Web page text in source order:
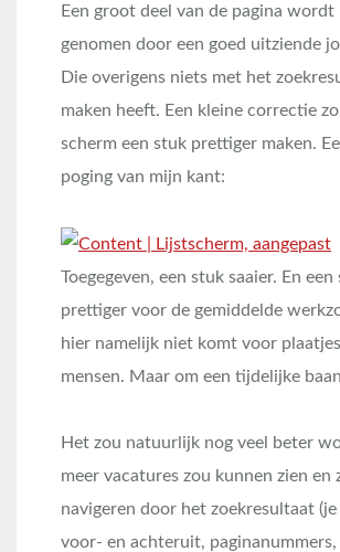
Een groot deel van de pagina wordt
genomen door een goed uitziende
Die overigens niets met het
maken heeft. Een kleine correctie
scherm een stuk prettiger maken.
poging van mijn kant:
Toegegeven, een stuk saaier. En een
prettiger voor de gemiddelde
hier namelijk niet komt voor
mensen. Maar om een tijdelijke
Het zou natuurlijk nog veel beter
meer vacatures zou kunnen zien en
navigeren door het zoekresultaat
voor- en achteruit,